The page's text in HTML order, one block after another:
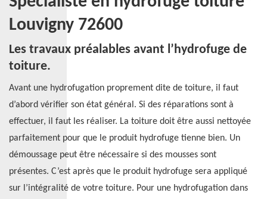
Louvigny 72600
Les travaux préalables avant l’hydrofuge de
toiture.
Avant une hydrofugation proprement dite de toiture, il faut
d’abord vérifier son état général. Si des réparations sont à
effectuer, il faut les réaliser. La toiture doit être aussi nettoyée
parfaitement pour que le produit hydrofuge tienne bien. Un
démoussage peut être nécessaire si des mousses sont
présentes. C’est après que le produit hydrofuge sera appliqué
sur l’intégralité de votre toiture. Pour une hydrofugation dans